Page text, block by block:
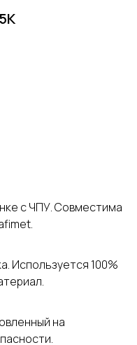
с ЧПУ. Совместима
Используется 100%
на